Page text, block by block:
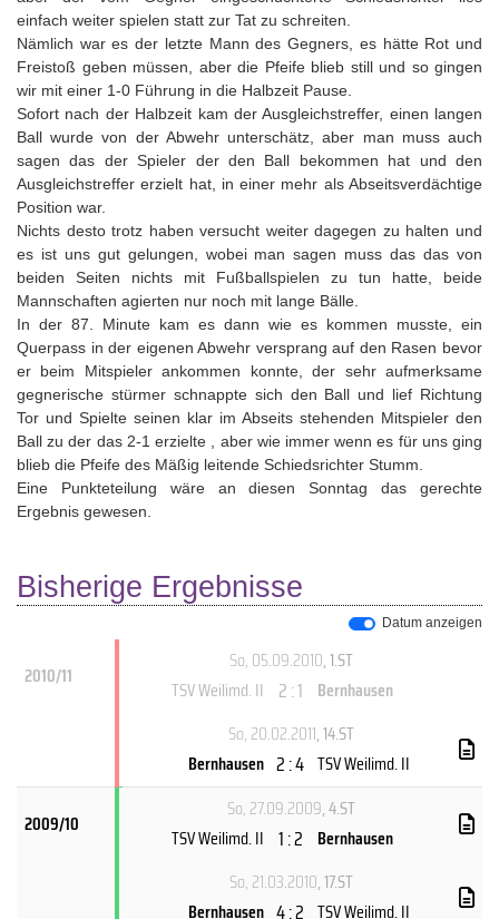
einfach weiter spielen statt zur Tat zu schreiten.
Nämlich war es der letzte Mann des Gegners, es hätte Rot und
Freistoß geben müssen, aber die Pfeife blieb still und so gingen
wir mit einer 1-0 Führung in die Halbzeit Pause.
Sofort nach der Halbzeit kam der Ausgleichstreffer, einen langen
Ball wurde von der Abwehr unterschätz, aber man muss auch
sagen das der Spieler der den Ball bekommen hat und den
Ausgleichstreffer erzielt hat, in einer mehr als Abseitsverdächtige
Position war.
Nichts desto trotz haben versucht weiter dagegen zu halten und
es ist uns gut gelungen, wobei man sagen muss das das von
beiden Seiten nichts mit Fußballspielen zu tun hatte, beide
Mannschaften agierten nur noch mit lange Bälle.
In der 87. Minute kam es dann wie es kommen musste, ein
Querpass in der eigenen Abwehr versprang auf den Rasen bevor
er beim Mitspieler ankommen konnte, der sehr aufmerksame
gegnerische stürmer schnappte sich den Ball und lief Richtung
Tor und Spielte seinen klar im Abseits stehenden Mitspieler den
Ball zu der das 2-1 erzielte , aber wie immer wenn es für uns ging
blieb die Pfeife des Mäßig leitende Schiedsrichter Stumm.
Eine Punkteteilung wäre an diesen Sonntag das gerechte
Ergebnis gewesen.
Bisherige Ergebnisse
Datum anzeigen
2010/11
So, 05.09.2010, 1.ST
TSV Weilimd. II 2 : 1 Bernhausen
So, 20.02.2011, 14.ST
Bernhausen 2 : 4 TSV Weilimd. II
2009/10
So, 27.09.2009, 4.ST
TSV Weilimd. II 1 : 2 Bernhausen
So, 21.03.2010, 17.ST
Bernhausen 4 : 2 TSV Weilimd. II